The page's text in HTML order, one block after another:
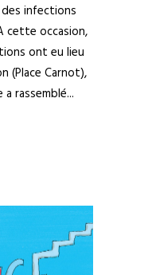
des infections
cette occasion,
ont eu lieu
(Place Carnot),
a rassemblé...